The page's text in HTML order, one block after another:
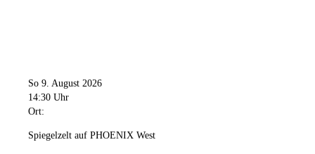
So 9. August 2026
14:30 Uhr
Ort:
Spiegelzelt auf PHOENIX West